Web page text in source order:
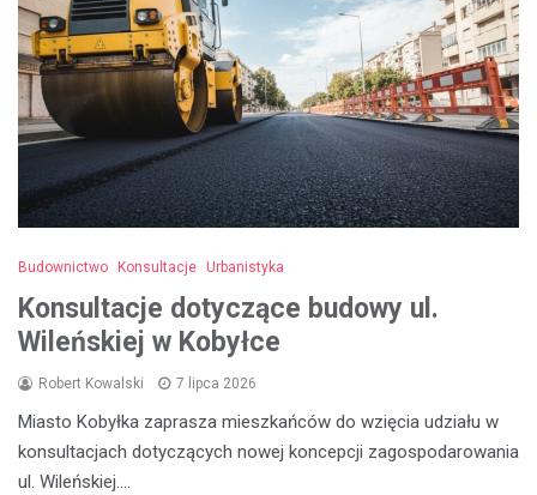
Budownictwo Konsultacje Urbanistyka
Konsultacje dotyczące budowy ul.
Wileńskiej w Kobyłce
Robert Kowalski 7 lipca 2026
Miasto Kobyłka zaprasza mieszkańców do wzięcia udziału w
konsultacjach dotyczących nowej koncepcji zagospodarowania
ul. Wileńskiej.…